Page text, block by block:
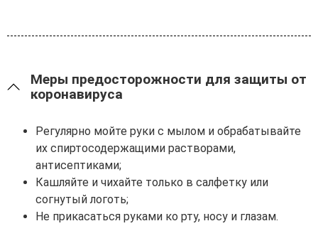
Меры предосторожности для защиты от
коронавируса
Регулярно мойте руки с мылом и обрабатывайте
их спиртосодержащими растворами,
антисептиками;
Кашляйте и чихайте только в салфетку или
согнутый логоть;
Не прикасаться руками ко рту, носу и глазам.